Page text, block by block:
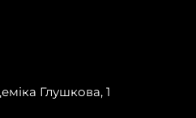
Глушкова, 1